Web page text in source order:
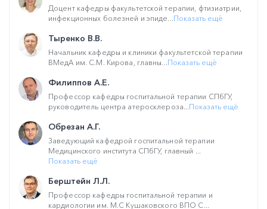
Доцент кафедры факультетской терапии, фтизиатрии,
инфекционных болезней и эпиде...Показать ещё
Тыренко В.В.
Начальник кафедры и клиники факультетской терапии
ВМедА им. С.М. Кирова, главны...Показать ещё
Филиппов А.Е.
Профессор кафедры госпитальной терапии СПбГУ,
руководитель центра атеросклероза...Показать ещё
Обрезан А.Г.
Заведующий кафедрой госпитальной терапии
Медицинского института СПбГУ, главный ...
Показать ещё
Берштейн Л.Л.
Профессор кафедры госпитальной терапии и
кардиологии им. М.С Кушаковского ВПО С...